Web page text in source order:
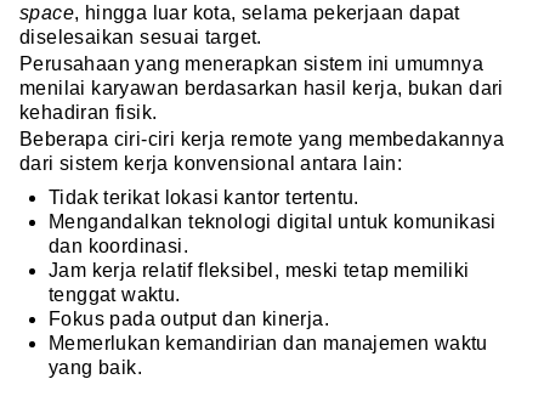
space, hingga luar kota, selama pekerjaan dapat
diselesaikan sesuai target.
Perusahaan yang menerapkan sistem ini umumnya
menilai karyawan berdasarkan hasil kerja, bukan dari
kehadiran fisik.
Beberapa ciri-ciri kerja remote yang membedakannya
dari sistem kerja konvensional antara lain:
Tidak terikat lokasi kantor tertentu.
Mengandalkan teknologi digital untuk komunikasi
dan koordinasi.
Jam kerja relatif fleksibel, meski tetap memiliki
tenggat waktu.
Fokus pada output dan kinerja.
Memerlukan kemandirian dan manajemen waktu
yang baik.